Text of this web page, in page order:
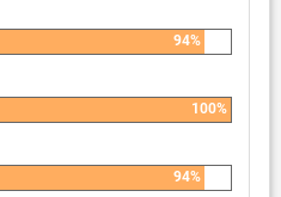
94%
100%
94%